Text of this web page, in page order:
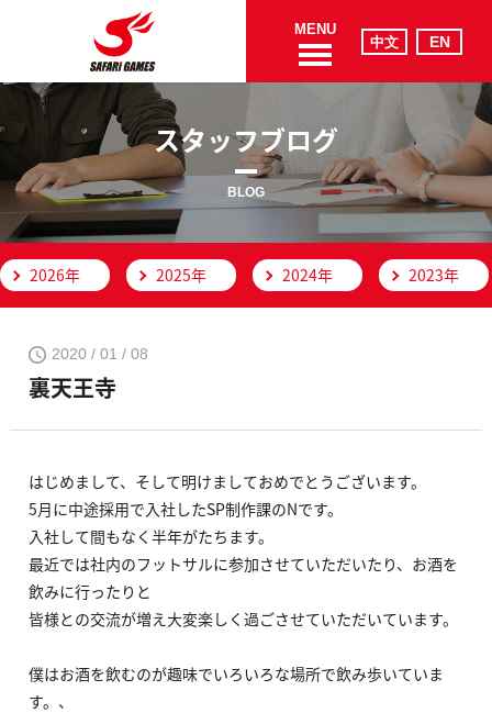
MENU
スタッフブログ
BLOG
2026年 2025年 2024年 2023年
2020 / 01 / 08
裏天王寺
はじめまして、そして明けましておめでとうございます。
5月に中途採用で入社したSP制作課のNです。
入社して間もなく半年がたちます。
最近では社内のフットサルに参加させていただいたり、お酒を
飲みに行ったりと
皆様との交流が増え大変楽しく過ごさせていただいています。
僕はお酒を飲むのが趣味でいろいろな場所で飲み歩いていま
す。、